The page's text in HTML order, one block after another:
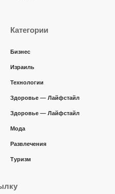
Категории
Бизнес
Израиль
Технологии
Здоровье — Лайфстайл
Здоровье — Лайфстайл
Мода
Развлечения
Туризм